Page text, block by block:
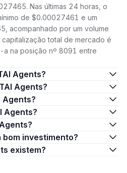
Nas últimas 24 horas, o
de $0.00027461 e um
acompanhado por um volume
total de mercado é
na posição nº 8091 entre
Agents?
Agents?
Agents?
Agents?
Agents?
bom investimento?
existem?